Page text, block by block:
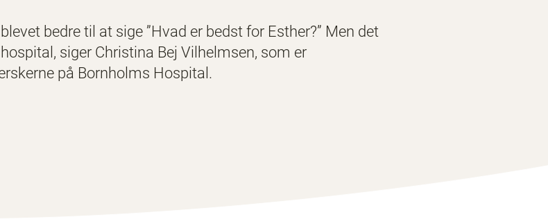
bedre til at sige ”Hvad er bedst for Esther?” Men det
siger Christina Bej Vilhelmsen, som er
på Bornholms Hospital.